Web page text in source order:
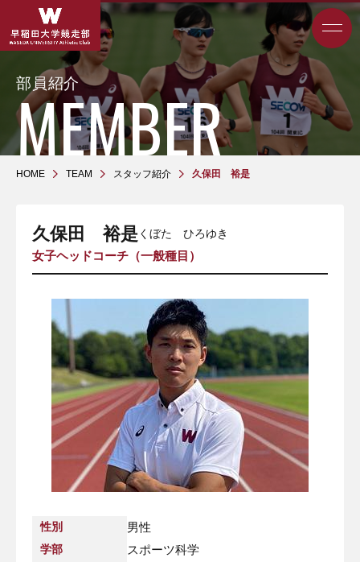
部員紹介
HOME TEAM スタッフ紹介 久保田 裕是
久保田 裕是 くぼた ひろゆき
性別 男性
学部 スポーツ科学